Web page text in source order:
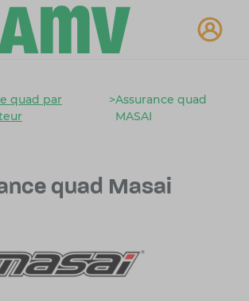
quad par
>Assurance quad
MASAI
quad Masai